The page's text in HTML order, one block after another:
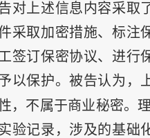
对上述信息内容采取
采取加密措施、标注
签订保密协议、进行
以保护。被告认为，
，不属于商业秘密。理
验记录，涉及的基础